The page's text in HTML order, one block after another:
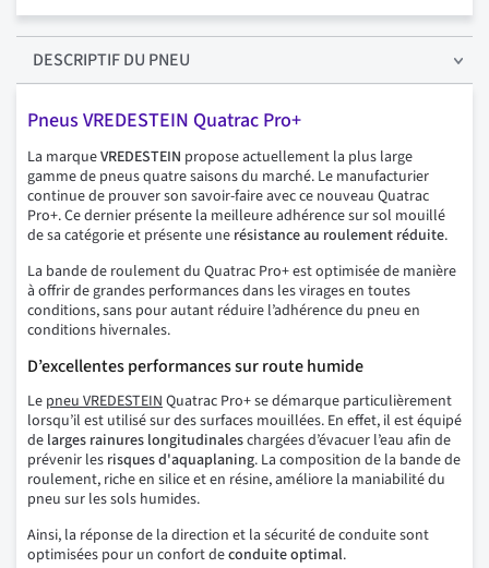
DESCRIPTIFDU PNEU
Pneus VREDESTEIN Quatrac Pro+
La marqueVREDESTEIN propose actuellement la plus large
gamme de pneus quatre saisons du marché. Le manufacturier
continue de prouver son savoir-faire avec ce nouveau Quatrac
Pro+. Ce dernier présente la meilleure adhérence sur sol mouillé
de sa catégorie et présente une résistance au roulement réduite.
La bande de roulement du Quatrac Pro+ est optimisée de manière
à offrir de grandes performances dans les virages en toutes
conditions, sans pour autant réduire l’adhérence du pneu en
conditions hivernales.
D’excellentes performances sur route humide
Le pneu VREDESTEINQuatrac Pro+ se démarque particulièrement
lorsqu’il est utilisé sur des surfaces mouillées. En effet, il est équipé
de larges rainures longitudinaleschargées d’évacuer l’eau afin de
prévenir les risquesd'aquaplaning. La composition de la bande de
roulement, riche en silice et en résine, améliore la maniabilité du
pneu sur les sols humides.
Ainsi, la réponse de la direction et la sécurité de conduite sont
optimisées pour un confort deconduite optimal.